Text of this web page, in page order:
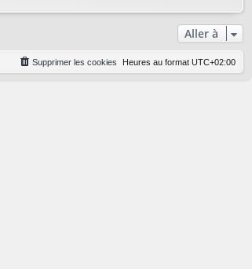
Aller à
Heures au format UTC+02:00
Supprimer les cookies